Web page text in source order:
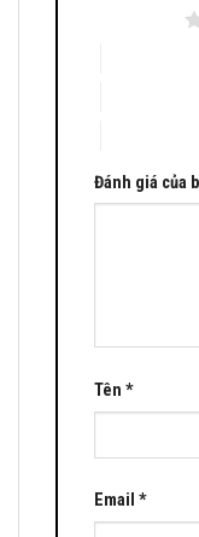
Đánh giá của
Tên *
Email *